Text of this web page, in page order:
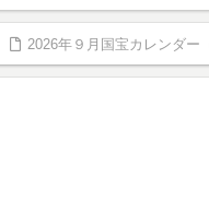
2026年９月国宝カレンダー